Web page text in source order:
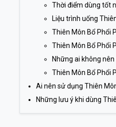
Thời điểm dùng tốt
Liệu trình uống
Thiên Môn Bổ Phổi
Thiên Môn Bổ Phổi
Những ai không
Thiên Môn Bổ Phổi
Ai nên sử dụng Thiên
Những lưu ý khi dùng